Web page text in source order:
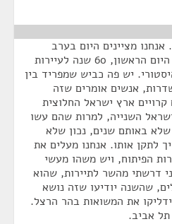
מציינים היום בערב
במושב הפתיחה, שהוא אחרי היום הראשון, 60 שנה לעיירות
יש פה כביש שמפריד בין
אנשים אומרים שזה
ארץ ישראל החלוצית
השנייה, למרות שהם עשו
באותם שנים, נכון שלא
לתקן אותו. אנחנו מעלים את
60 שנה לעיירות הפיתוח, ויש משהו מעשי
דרשתי מהשר לתיירות, שהוא
שהשנה יודיעו שזה נושא
ידליקו את המשואות בהר הרצל.
אביב.